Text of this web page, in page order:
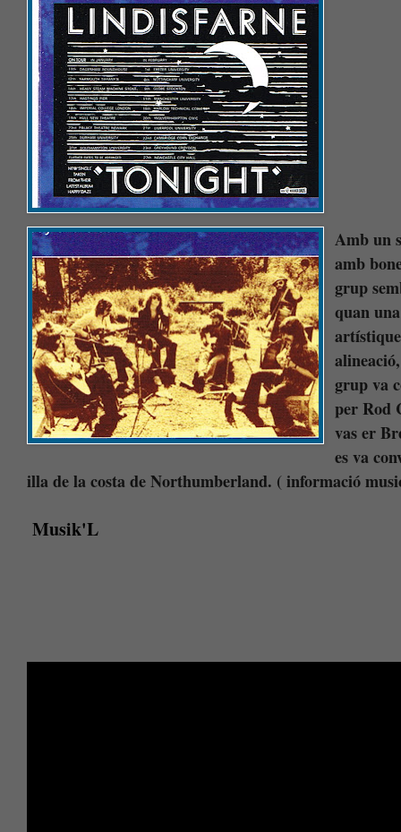
Amb un
amb
grup
quan
grup va
per Rod
vas er
es va
illa de la costa de Northumberland. ( informació
Musik'L